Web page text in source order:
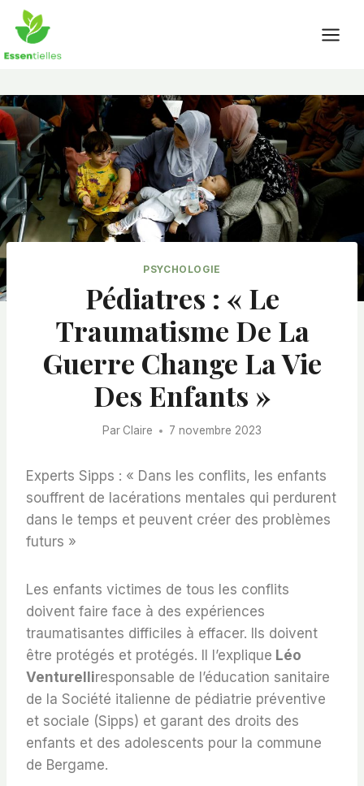
Skip
content
PSYCHOLOGIE
Pédiatres : « Le
Traumatisme De La
Guerre Change La Vie
Des Enfants »
Par Claire 7 novembre 2023
Experts Sipps : « Dans les conflits, les enfants
souffrent de lacérations mentales qui perdurent
dans le temps et peuvent créer des problèmes
futurs »
Les enfants victimes de tous les conflits
doivent faire face à des expériences
traumatisantes difficiles à effacer. Ils doivent
être protégés et protégés. Il l’explique Léo
Venturelliresponsable de l’éducation sanitaire
de la Société italienne de pédiatrie préventive
et sociale (Sipps) et garant des droits des
enfants et des adolescents pour la commune
de Bergame.